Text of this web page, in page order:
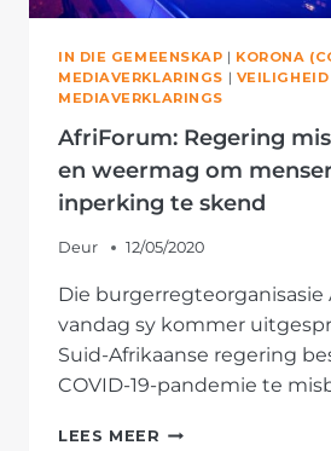
IN DIE GEMEENSKAP | KORONA
MEDIAVERKLARINGS | VEILIGHEID
MEDIAVERKLARINGS
AfriForum: Regering
en weermag om
inperking te skend
Deur 12/05/2020
Die burgerregteorganisasie
vandag sy kommer
Suid-Afrikaanse regering
COVID-19-pandemie te
LEES MEER AFRIFORUM: